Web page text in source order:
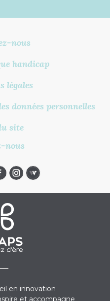
en innovation
nous
handicap
légales
données personnelles
site
nous